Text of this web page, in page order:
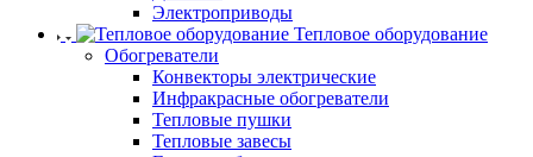
Электроприводы
Тепловое оборудование
Обогреватели
Конвекторы электрические
Инфракрасные обогреватели
Тепловые пушки
Тепловые завесы